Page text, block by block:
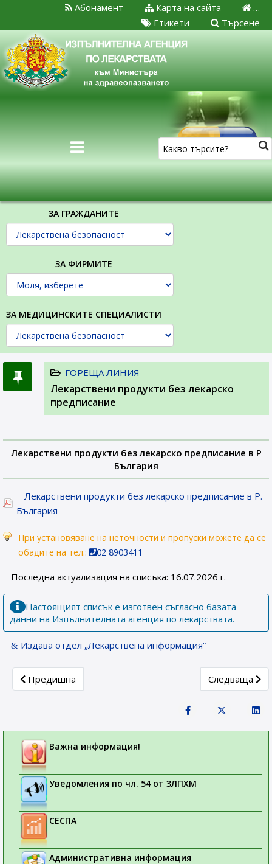
…
Карта на сайта
Абонамент
Търсене
Етикети
ЗА ГРАЖДАНИТЕ
ЗА ФИРМИТЕ
ЗА МЕДИЦИНСКИТЕ СПЕЦИАЛИСТИ
ГОРЕЩА ЛИНИЯ
Лекарствени продукти без лекарско
предписание
Лекарствени продукти без лекарско предписание в Р
България
Лекарствени продукти без лекарско предписание в Р.
България
При установяване на неточности и пропуски можете да се
обадите на тел.:
02 8903411
Последна актуализация на списъка: 16.07.2026 г.
Настоящият списък е изготвен съгласно базата
данни на Изпълнителната агенция по лекарствата.
Издава отдел „Лекарствена информация“
Previous article: Достъп до информация
Предишна Next article:
Следваща
Важна информация!
Уведомления по чл. 54 от ЗЛПХМ
СЕСПА
Административна информация